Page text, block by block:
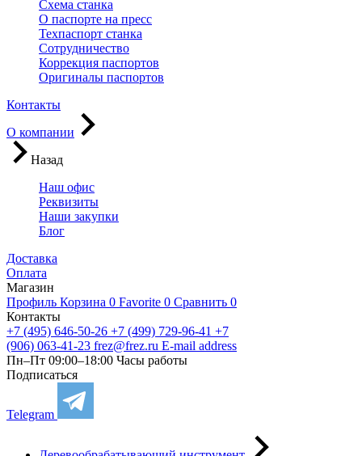
Схема станка
О паспорте на пресс
Техпаспорт станка
Сотрудничество
Коррекция паспортов
Оригиналы паспортов
Контакты
О компании
Назад
Наш офис
Реквизиты
Наши закупки
Блог
Доставка
Оплата
Магазин
Профиль Корзина 0 Favorite 0 Сравнить 0
Контакты
+7 (495) 646-50-26 +7 (499) 729-96-41 +7
(906) 063-41-23 frez@frez.ru E-mail address
Пн–Пт 09:00–18:00 Часы работы
Подписаться
Telegram